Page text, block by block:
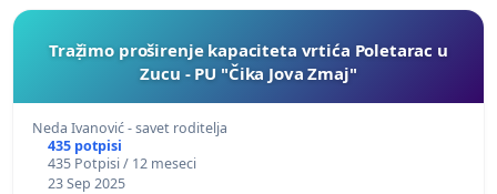
Traẓ̌imo proširenje kapaciteta vrtića Poletarac u
Zucu - PU "Čika Jova Zmaj"
Neda Ivanović - savet roditelja
435 potpisi
435 Potpisi / 12 meseci
23 Sep 2025